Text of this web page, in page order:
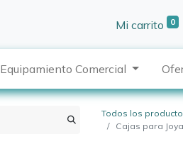
Mi carrito 0
Equipamiento Comercial
Todos los
Cajas para